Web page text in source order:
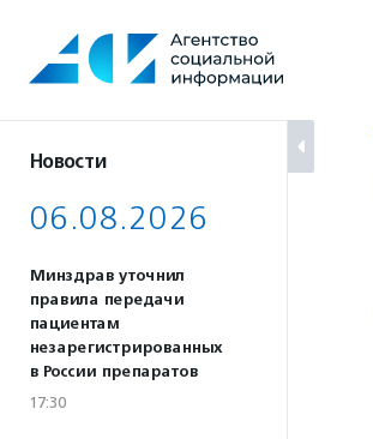
содержанию
Новости
06.08.2026
Минздрав уточнил
правила передачи
пациентам
незарегистрированных
в России препаратов
17:30